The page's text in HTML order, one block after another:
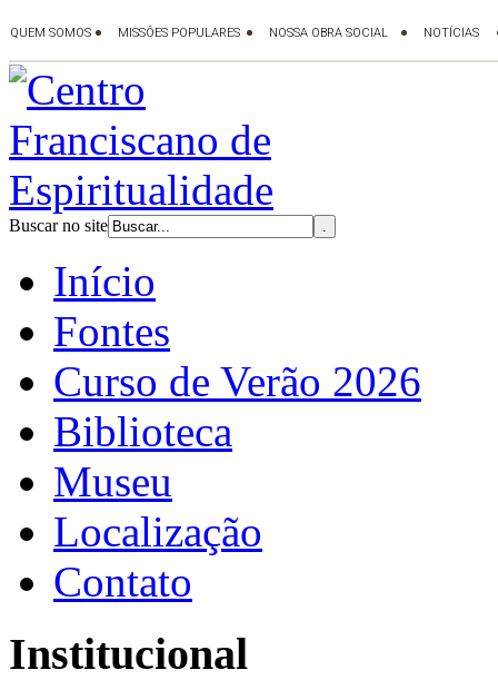
Buscar no site
Início
Fontes
Curso de Verão 2026
Biblioteca
Museu
Localização
Contato
Institucional